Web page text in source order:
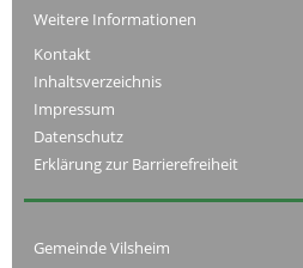
Weitere Informationen
Kontakt
Inhaltsverzeichnis
Impressum
Datenschutz
Erklärung zur Barrierefreiheit
Gemeinde Vilsheim